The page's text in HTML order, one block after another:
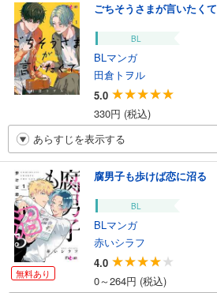
ごちそうさまが言いたくて
BL
BLマンガ
田倉トヲル
5.0
330円 (税込)
あらすじを表示する
無料あり
腐男子も歩けば恋に沼る
BL
BLマンガ
赤いシラフ
4.0
0～264円 (税込)